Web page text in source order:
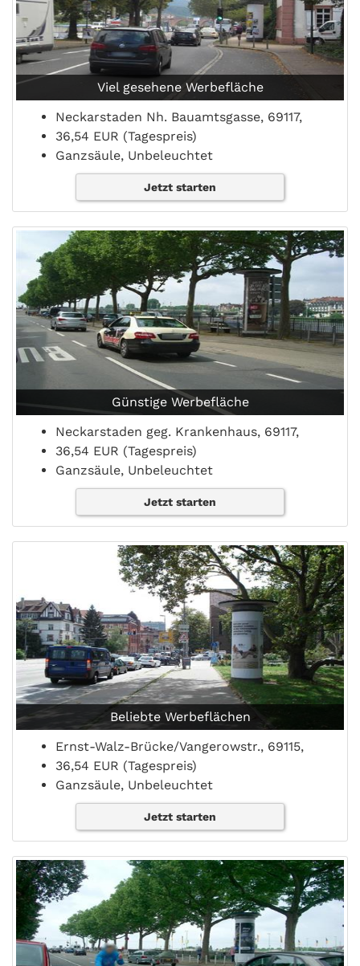
Viel gesehene Werbefläche
Neckarstaden Nh. Bauamtsgasse, 69117,
36,54 EUR (Tagespreis)
Ganzsäule, Unbeleuchtet
Jetzt starten
Günstige Werbefläche
Neckarstaden geg. Krankenhaus, 69117,
36,54 EUR (Tagespreis)
Ganzsäule, Unbeleuchtet
Jetzt starten
Beliebte Werbeflächen
Ernst-Walz-Brücke/Vangerowstr., 69115,
36,54 EUR (Tagespreis)
Ganzsäule, Unbeleuchtet
Jetzt starten